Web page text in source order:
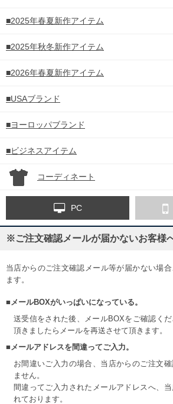
■2025年春夏新作アイテム
■2025年秋冬新作アイテム
■2026年春夏新作アイテム
■USAブランド
■ヨーロッパブランド
■ビジネスアイテム
コーディネート
PC
※ご注文確認メールが届かないお客様
当店からのご注文確認メール等が届かない場
ます。
■メールBOXがいっぱいになっている。
送受信をされた後、メールBOXをご確認く
頂きましたらメールを再送させて頂きます。
■メールアドレスを間違ってご入力。
お間違いご入力の場合、当店からのご注文
ません。
間違ってご入力されたメールアドレスへ、
れております。